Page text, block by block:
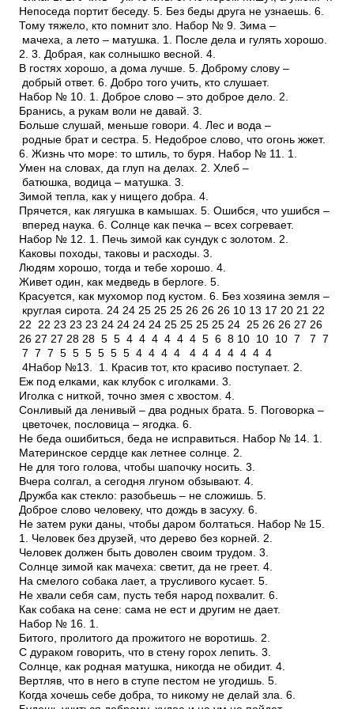
Непоседа портит беседу. 5. Без беды друга не узнаешь. 6.
Тому тяжело, кто помнит зло. Набор № 9. Зима –
мачеха, а лето – матушка. 1. После дела и гулять хорошо.
2. 3. Добрая, как солнышко весной. 4.
В гостях хорошо, а дома лучше. 5. Доброму слову –
добрый ответ. 6. Добро того учить, кто слушает.
Набор № 10. 1. Доброе слово – это доброе дело. 2.
Бранись, а рукам воли не давай. 3.
Больше слушай, меньше говори. 4. Лес и вода –
родные брат и сестра. 5. Недоброе слово, что огонь жжет.
6. Жизнь что море: то штиль, то буря. Набор № 11. 1.
Умен на словах, да глуп на делах. 2. Хлеб –
батюшка, водица – матушка. 3.
Зимой тепла, как у нищего добра. 4.
Прячется, как лягушка в камышах. 5. Ошибся, что ушибся –
вперед наука. 6. Солнце как печка – всех согревает.
Набор № 12. 1. Печь зимой как сундук с золотом. 2.
Каковы походы, таковы и расходы. 3.
Людям хорошо, тогда и тебе хорошо. 4.
Живет один, как медведь в берлоге. 5.
Красуется, как мухомор под кустом. 6. Без хозяина земля –
круглая сирота. 24 24 25 25 25 26 26 26 10 13 17 20 21 22
22 22 23 23 23 24 24 24 24 25 25 25 25 24 25 26 26 27 26
26 27 27 28 28 5 5 4 4 4 4 4 4 5 6 8 10 10 10 7 7 7
7 7 7 5 5 5 5 5 5 4 4 4 4 4 4 4 4 4 4 4
4Набор №13. 1. Красив тот, кто красиво поступает. 2.
Еж под елками, как клубок с иголками. 3.
Иголка с ниткой, точно змея с хвостом. 4.
Сонливый да ленивый – два родных брата. 5. Поговорка –
цветочек, пословица – ягодка. 6.
Не беда ошибиться, беда не исправиться. Набор № 14. 1.
Материнское сердце как летнее солнце. 2.
Не для того голова, чтобы шапочку носить. 3.
Вчера солгал, а сегодня лгуном обзывают. 4.
Дружба как стекло: разобьешь – не сложишь. 5.
Доброе слово человеку, что дождь в засуху. 6.
Не затем руки даны, чтобы даром болтаться. Набор № 15.
1. Человек без друзей, что дерево без корней. 2.
Человек должен быть доволен своим трудом. 3.
Солнце зимой как мачеха: светит, да не греет. 4.
На смелого собака лает, а трусливого кусает. 5.
Не хвали себя сам, пусть тебя народ похвалит. 6.
Как собака на сене: сама не ест и другим не дает.
Набор № 16. 1.
Битого, пролитого да прожитого не воротишь. 2.
С дураком говорить, что в стену горох лепить. 3.
Солнце, как родная матушка, никогда не обидит. 4.
Вертляв, что в него в ступе пестом не угодишь. 5.
Когда хочешь себе добра, то никому не делай зла. 6.